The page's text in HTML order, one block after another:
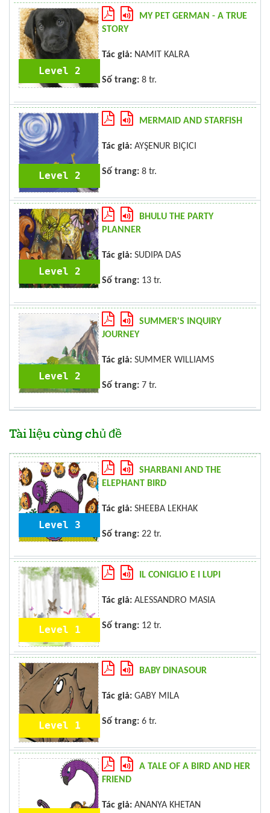
Level 2
MY PET GERMAN - A TRUE
STORY
Tác giả: NAMIT KALRA
Số trang: 8 tr.
Level 2
MERMAID AND STARFISH
Tác giả: AYŞENUR BIÇICI
Số trang: 8 tr.
Level 2
BHULU THE PARTY
PLANNER
Tác giả: SUDIPA DAS
Số trang: 13 tr.
Level 2
SUMMER'S INQUIRY
JOURNEY
Tác giả: SUMMER WILLIAMS
Số trang: 7 tr.
Tài liệu cùng chủ đề
Level 3
SHARBANI AND THE
ELEPHANT BIRD
Tác giả: SHEEBA LEKHAK
Số trang: 22 tr.
Level 1
IL CONIGLIO E I LUPI
Tác giả: ALESSANDRO MASIA
Số trang: 12 tr.
Level 1
BABY DINASOUR
Tác giả: GABY MILA
Số trang: 6 tr.
A TALE OF A BIRD AND HER
FRIEND
Tác giả: ANANYA KHETAN